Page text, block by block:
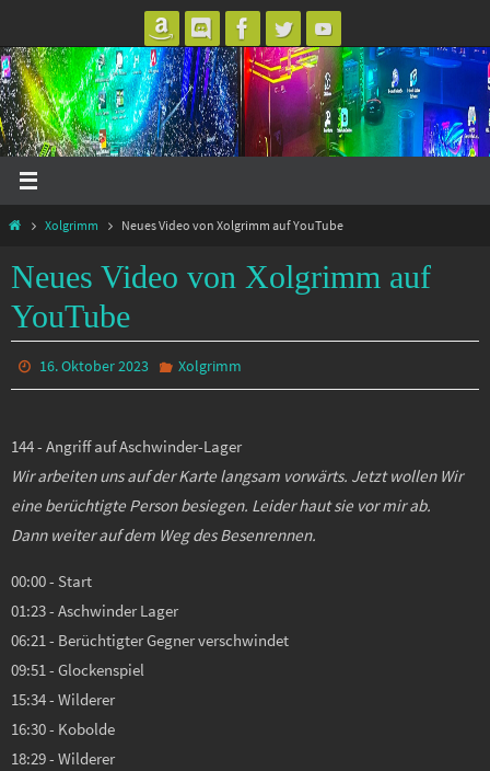
Inhalt
springen
StartXolgrimm Neues Video von Xolgrimm auf YouTube
Neues Video von Xolgrimm auf
YouTube
16. Oktober 2023 Xolgrimm
144 - Angriff auf Aschwinder-Lager
Wir arbeiten uns auf der Karte langsam vorwärts. Jetzt wollen Wir
eine berüchtigte Person besiegen. Leider haut sie vor mir ab.
Dann weiter auf dem Weg des Besenrennen.
00:00 - Start
01:23 - Aschwinder Lager
06:21 - Berüchtigter Gegner verschwindet
09:51 - Glockenspiel
15:34 - Wilderer
16:30 - Kobolde
18:29 - Wilderer